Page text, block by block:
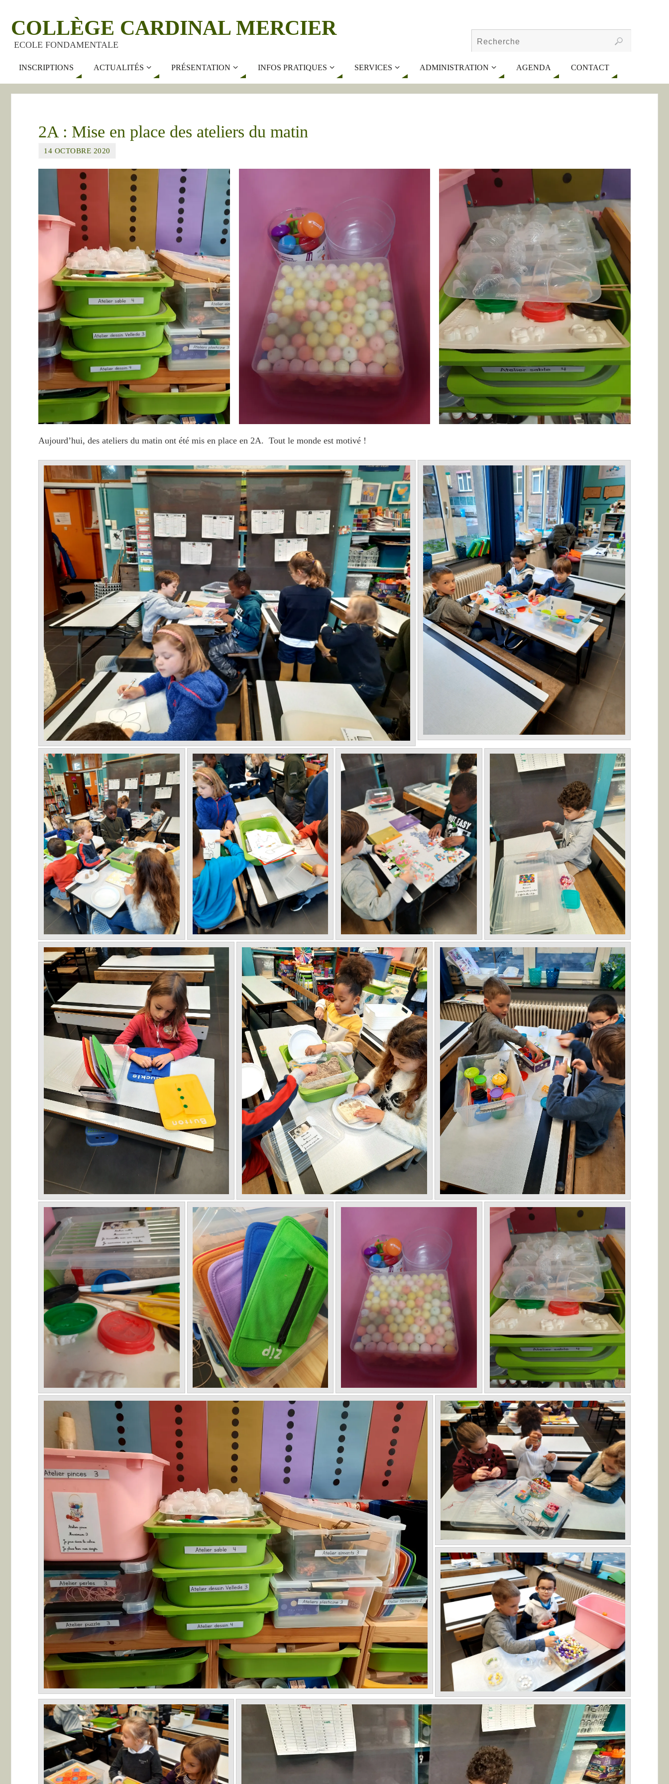
COLLÈGE CARDINAL MERCIER
ECOLE FONDAMENTALE
INSCRIPTIONS ACTUALITÉS PRÉSENTATION INFOS PRATIQUES SERVICES ADMINISTRATION AGENDA CONTACT
2A : Mise en place des ateliers du matin
14 OCTOBRE 2020
Aujourd’hui, des ateliers du matin ont été mis en place en 2A. Tout le monde est motivé !